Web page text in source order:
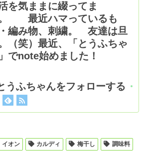
を気ままに綴ってま
最近ハマっているも
編み物、刺繍。 友達は旦
（笑）最近、「とうふちゃ
でnote始めました！
うふちゃんをフォローする
イオン カルディ 梅干し 調味料